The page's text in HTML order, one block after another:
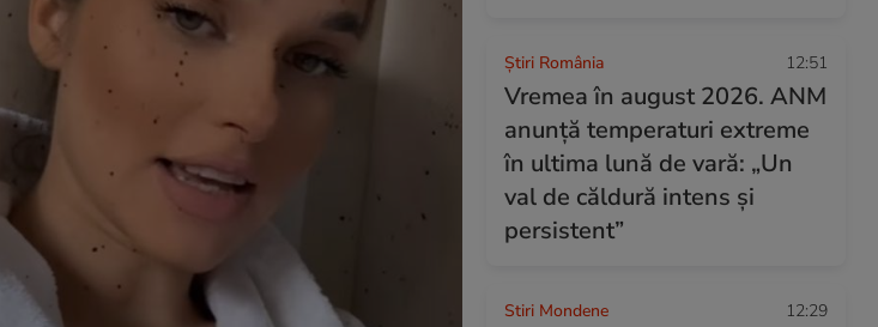
Știri România 12:51
Vremea în august 2026. ANM
anunță temperaturi extreme
în ultima lună de vară: „Un
val de căldură intens și
persistent”
Stiri Mondene 12:29